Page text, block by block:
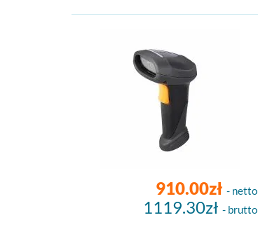
910.00zł - netto
1119.30zł - brutto